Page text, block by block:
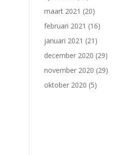
maart 2021 (20)
februari 2021 (16)
januari 2021 (21)
december 2020 (29)
november 2020 (29)
oktober 2020 (5)